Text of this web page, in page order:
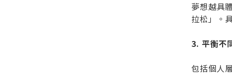
夢想越具
拉松」。
3. 平衡不
包括個人